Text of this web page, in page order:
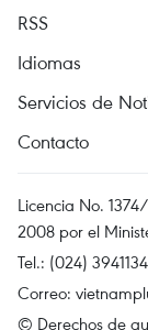
RSS
Idiomas
Servicios de
Contacto
Licencia No.
2008 por el
Tel.: (024)
Correo:
© Derechos de